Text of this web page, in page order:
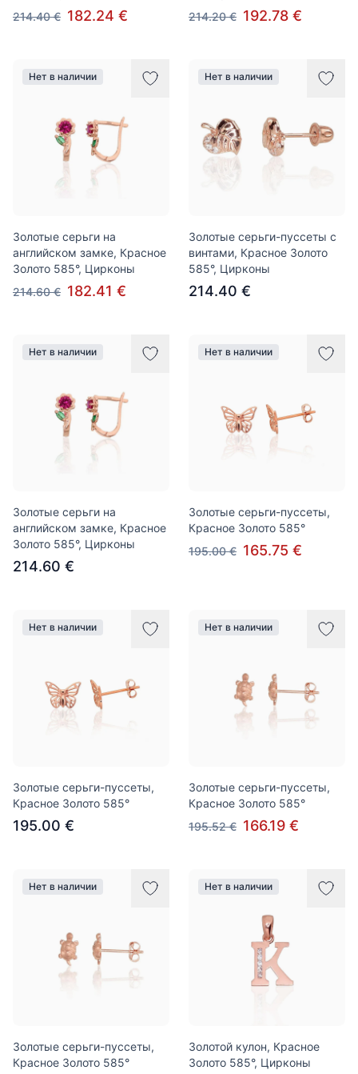
214.40 € 182.24 €
214.20 € 192.78 €
Нет в наличии
Золотые серьги на
английском замке, Красное
Золото 585°, Цирконы
214.60 € 182.41 €
Нет в наличии
Золотые серьги-пуссеты с
винтами, Красное Золото
585°, Цирконы
214.40 €
Нет в наличии
Золотые серьги на
английском замке, Красное
Золото 585°, Цирконы
214.60 €
Нет в наличии
Золотые серьги-пуссеты,
Красное Золото 585°
195.00 € 165.75 €
Нет в наличии
Золотые серьги-пуссеты,
Красное Золото 585°
195.00 €
Нет в наличии
Золотые серьги-пуссеты,
Красное Золото 585°
195.52 € 166.19 €
Нет в наличии
Золотые серьги-пуссеты,
Красное Золото 585°
Нет в наличии
Золотой кулон, Красное
Золото 585°, Цирконы